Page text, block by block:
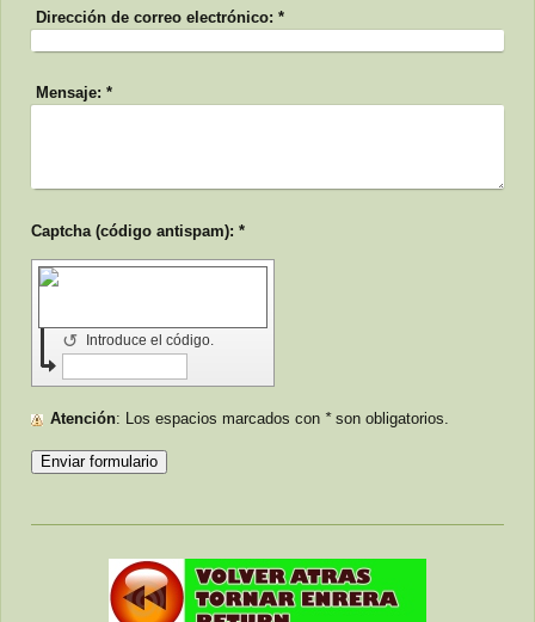
Dirección de correo electrónico: *
Mensaje: *
Captcha (código antispam): *
Introduce el código.
↺
Atención : Los espacios marcados con *son obligatorios.